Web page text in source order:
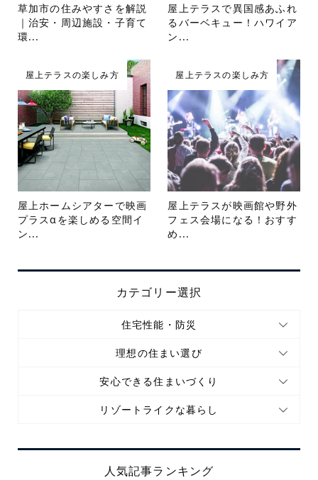
草加市の住みやすさを解説
｜治安・周辺施設・子育て
環...
屋上テラスで異国感あふれ
るバーベキュー！ハワイア
ン...
屋上テラスの楽しみ方
屋上ホームシアターで映画
プラスαを楽しめる空間イ
ン...
屋上テラスの楽しみ方
屋上テラスが映画館や野外
フェス会場になる！おすす
め...
カテゴリー選択
住宅性能・防災
理想の住まい選び
安心できる住まいづくり
リゾートライクな暮らし
人気記事ランキング